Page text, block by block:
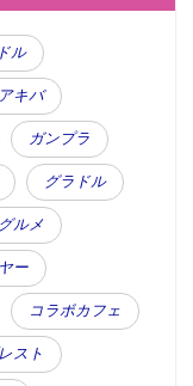
ル
アキバ
ガンプラ
グラドル
グルメ
ー
コラボカフェ
スト